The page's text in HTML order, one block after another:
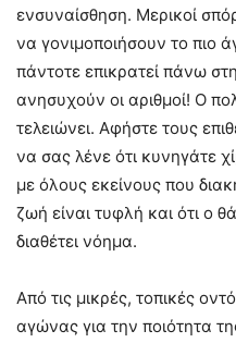
ενσυναίσθηση. Μερικοί
να γονιμοποιήσουν το πιο
πάντοτε επικρατεί πάνω
ανησυχούν οι αριθμοί! Ο
τελειώνει. Αφήστε τους
να σας λένε ότι κυνηγάτε
με όλους εκείνους που
ζωή είναι τυφλή και ότι ο
διαθέτει νόημα.
Από τις μικρές, τοπικές
αγώνας για την ποιότητα